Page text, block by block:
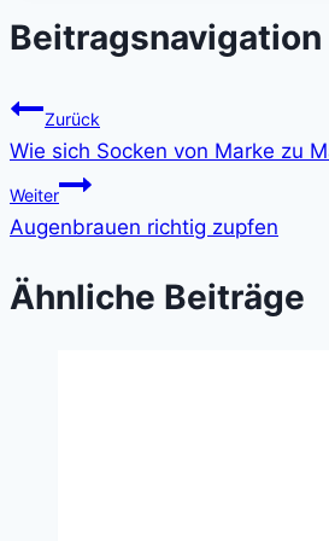
Beitragsnavigation
Zurück
Wie sich Socken von Marke zu
Weiter
Augenbrauen richtig zupfen
Ähnliche Beiträge